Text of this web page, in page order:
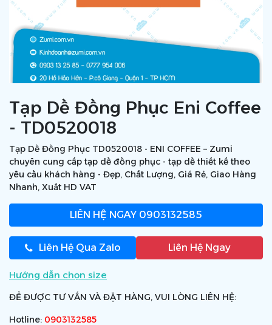
Tạp Dề Đồng Phục Eni Coffee
- TD0520018
Tạp Dề Đồng Phục TD0520018 - ENI COFFEE – Zumi
chuyên cung cấp tạp dề đồng phục - tạp dề thiết kế theo
yêu cầu khách hàng - Đẹp, Chất Lượng, Giá Rẻ, Giao Hàng
Nhanh, Xuất HD VAT
LIÊN HỆ NGAY 0903132585
Liên Hệ Qua Zalo Liên Hệ Ngay
Hướng dẫn chọn size
ĐỂ ĐƯỢC TƯ VẤN VÀ ĐẶT HÀNG, VUI LÒNG LIÊN HỆ:
Hotline: 0903132585